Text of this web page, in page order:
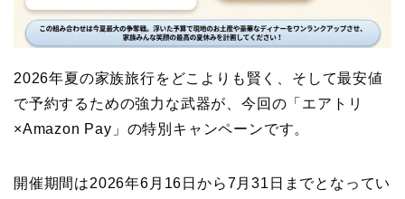
2026年夏の家族旅行をどこよりも賢く、そして最安値
で予約するための強力な武器が、今回の「エアトリ
×Amazon Pay」の特別キャンペーンです。
開催期間は2026年6月16日から7月31日までとなってい